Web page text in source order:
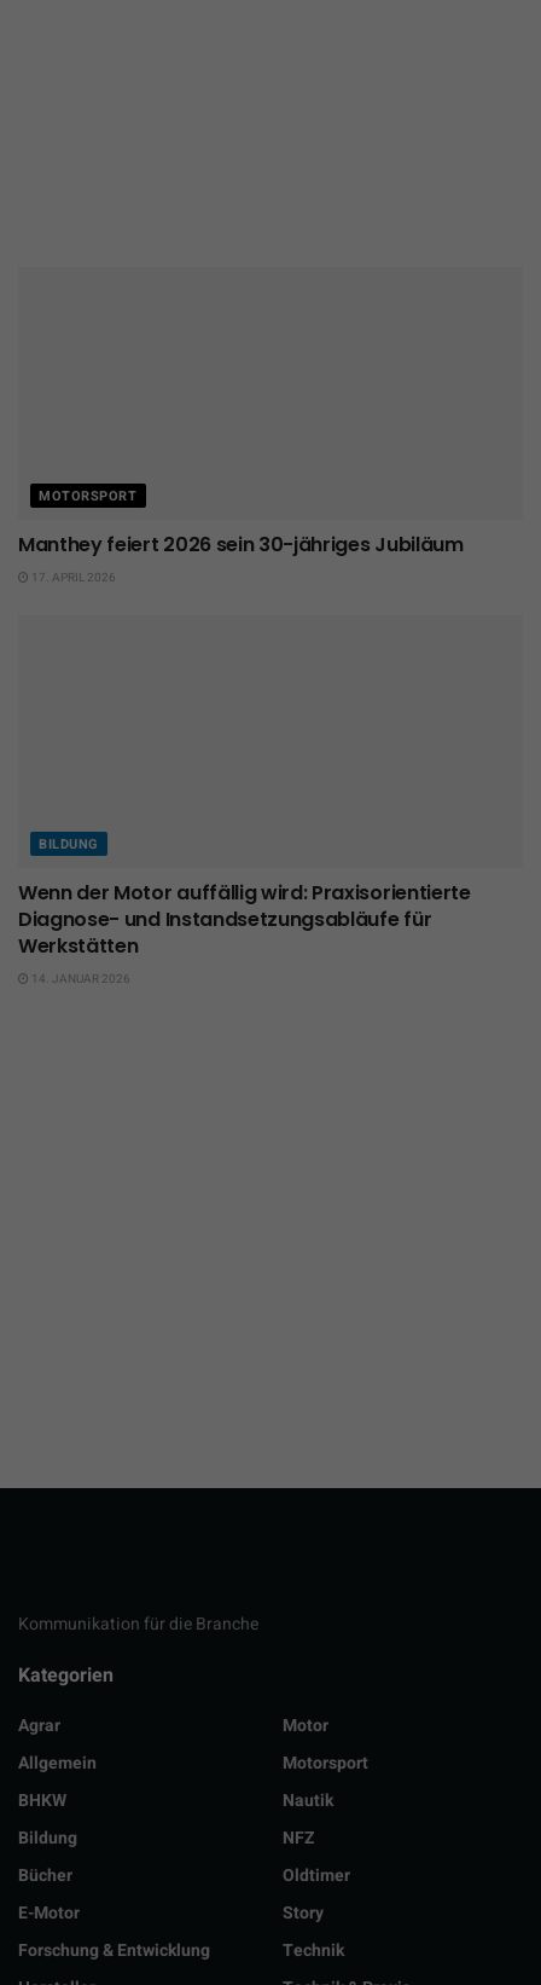
MOTORSPORT
Manthey feiert 2026 sein 30-jähriges Jubiläum
17. APRIL 2026
BILDUNG
Wenn der Motor auffällig wird: Praxisorientierte
Diagnose- und Instandsetzungsabläufe für
Werkstätten
14. JANUAR 2026
Kommunikation für die Branche
Kategorien
Agrar
Allgemein
BHKW
Bildung
Bücher
E-Motor
Forschung & Entwicklung
Motor
Motorsport
Nautik
NFZ
Oldtimer
Story
Technik